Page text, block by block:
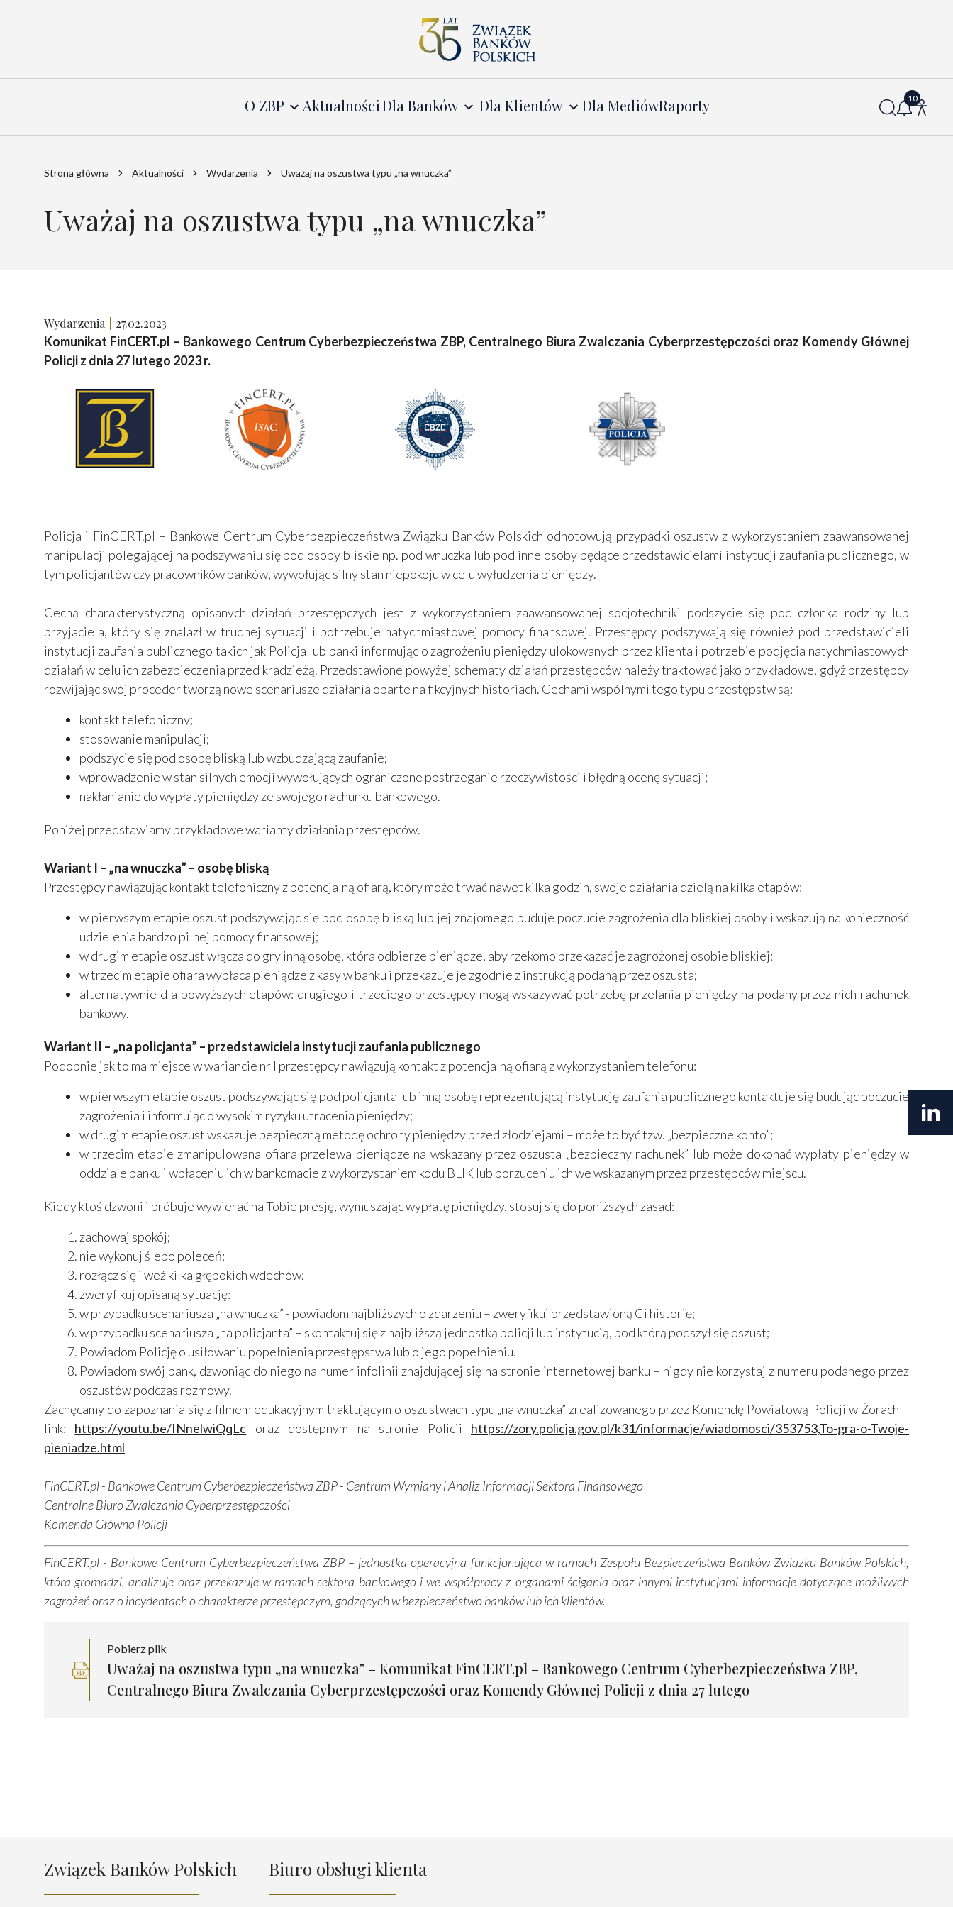
O ZBP AktualnościDla Banków Dla Klientów Dla MediówRaporty
Strona główna Aktualności Wydarzenia Uważaj na oszustwa typu „na wnuczka”
Uważaj na oszustwa typu „na wnuczka”
Wydarzenia 27.02.2023
Komunikat FinCERT.pl – Bankowego Centrum Cyberbezpieczeństwa ZBP, Centralnego Biura Zwalczania Cyberprzestępczości oraz Komendy Głównej
Policji z dnia 27 lutego 2023 r.
Policja i FinCERT.pl – Bankowe Centrum Cyberbezpieczeństwa Związku Banków Polskich odnotowują przypadki oszustw z wykorzystaniem zaawansowanej
manipulacji polegającej na podszywaniu się pod osoby bliskie np. pod wnuczka lub pod inne osoby będące przedstawicielami instytucji zaufania publicznego, w
tym policjantów czy pracowników banków, wywołując silny stan niepokoju w celu wyłudzenia pieniędzy.
Cechą charakterystyczną opisanych działań przestępczych jest z wykorzystaniem zaawansowanej socjotechniki podszycie się pod członka rodziny lub
przyjaciela, który się znalazł w trudnej sytuacji i potrzebuje natychmiastowej pomocy finansowej. Przestępcy podszywają się również pod przedstawicieli
instytucji zaufania publicznego takich jak Policja lub banki informując o zagrożeniu pieniędzy ulokowanych przez klienta i potrzebie podjęcia natychmiastowych
działań w celu ich zabezpieczenia przed kradzieżą. Przedstawione powyżej schematy działań przestępców należy traktować jako przykładowe, gdyż przestępcy
rozwijając swój proceder tworzą nowe scenariusze działania oparte na fikcyjnych historiach. Cechami wspólnymi tego typu przestępstw są:
kontakt telefoniczny;
stosowanie manipulacji;
podszycie się pod osobę bliską lub wzbudzającą zaufanie;
wprowadzenie w stan silnych emocji wywołujących ograniczone postrzeganie rzeczywistości i błędną ocenę sytuacji;
nakłanianie do wypłaty pieniędzy ze swojego rachunku bankowego.
Poniżej przedstawiamy przykładowe warianty działania przestępców.
Wariant I – „na wnuczka” – osobę bliską
Przestępcy nawiązując kontakt telefoniczny z potencjalną ofiarą, który może trwać nawet kilka godzin, swoje działania dzielą na kilka etapów:
w pierwszym etapie oszust podszywając się pod osobę bliską lub jej znajomego buduje poczucie zagrożenia dla bliskiej osoby i wskazują na konieczność
udzielenia bardzo pilnej pomocy finansowej;
w drugim etapie oszust włącza do gry inną osobę, która odbierze pieniądze, aby rzekomo przekazać je zagrożonej osobie bliskiej;
w trzecim etapie ofiara wypłaca pieniądze z kasy w banku i przekazuje je zgodnie z instrukcją podaną przez oszusta;
alternatywnie dla powyższych etapów: drugiego i trzeciego przestępcy mogą wskazywać potrzebę przelania pieniędzy na podany przez nich rachunek
bankowy.
Wariant II – „na policjanta” – przedstawiciela instytucji zaufania publicznego
Podobnie jak to ma miejsce w wariancie nr I przestępcy nawiązują kontakt z potencjalną ofiarą z wykorzystaniem telefonu:
w pierwszym etapie oszust podszywając się pod policjanta lub inną osobę reprezentującą instytucję zaufania publicznego kontaktuje się budując poczucie
zagrożenia i informując o wysokim ryzyku utracenia pieniędzy;
w drugim etapie oszust wskazuje bezpieczną metodę ochrony pieniędzy przed złodziejami – może to być tzw. „bezpieczne konto”;
w trzecim etapie zmanipulowana ofiara przelewa pieniądze na wskazany przez oszusta „bezpieczny rachunek” lub może dokonać wypłaty pieniędzy w
oddziale banku i wpłaceniu ich w bankomacie z wykorzystaniem kodu BLIK lub porzuceniu ich we wskazanym przez przestępców miejscu.
Kiedy ktoś dzwoni i próbuje wywierać na Tobie presję, wymuszając wypłatę pieniędzy, stosuj się do poniższych zasad:
zachowaj spokój;
nie wykonuj ślepo poleceń;
rozłącz się i weź kilka głębokich wdechów;
zweryfikuj opisaną sytuację:
w przypadku scenariusza „na wnuczka” - powiadom najbliższych o zdarzeniu – zweryfikuj przedstawioną Ci historię;
w przypadku scenariusza „na policjanta” – skontaktuj się z najbliższą jednostką policji lub instytucją, pod którą podszył się oszust;
Powiadom Policję o usiłowaniu popełnienia przestępstwa lub o jego popełnieniu.
Powiadom swój bank, dzwoniąc do niego na numer infolinii znajdującej się na stronie internetowej banku – nigdy nie korzystaj z numeru podanego przez
oszustów podczas rozmowy.
Zachęcamy do zapoznania się z filmem edukacyjnym traktującym o oszustwach typu „na wnuczka” zrealizowanego przez Komendę Powiatową Policji w Żorach –
link: https://youtu.be/INnelwiQqLc oraz dostępnym na stronie Policji https://zory.policja.gov.pl/k31/informacje/wiadomosci/353753,To-gra-o-Twoje-
pieniadze.html
FinCERT.pl - Bankowe Centrum Cyberbezpieczeństwa ZBP - Centrum Wymiany i Analiz Informacji Sektora Finansowego
Centralne Biuro Zwalczania Cyberprzestępczości
Komenda Główna Policji
FinCERT.pl - Bankowe Centrum Cyberbezpieczeństwa ZBP – jednostka operacyjna funkcjonująca w ramach Zespołu Bezpieczeństwa Banków Związku Banków Polskich,
która gromadzi, analizuje oraz przekazuje w ramach sektora bankowego i we współpracy z organami ścigania oraz innymi instytucjami informacje dotyczące możliwych
zagrożeń oraz o incydentach o charakterze przestępczym, godzących w bezpieczeństwo banków lub ich klientów.
Pobierz plik
Uważaj na oszustwa typu „na wnuczka” – Komunikat FinCERT.pl – Bankowego Centrum Cyberbezpieczeństwa ZBP,
Centralnego Biura Zwalczania Cyberprzestępczości oraz Komendy Głównej Policji z dnia 27 lutego
Związek Banków Polskich Biuro obsługi klienta